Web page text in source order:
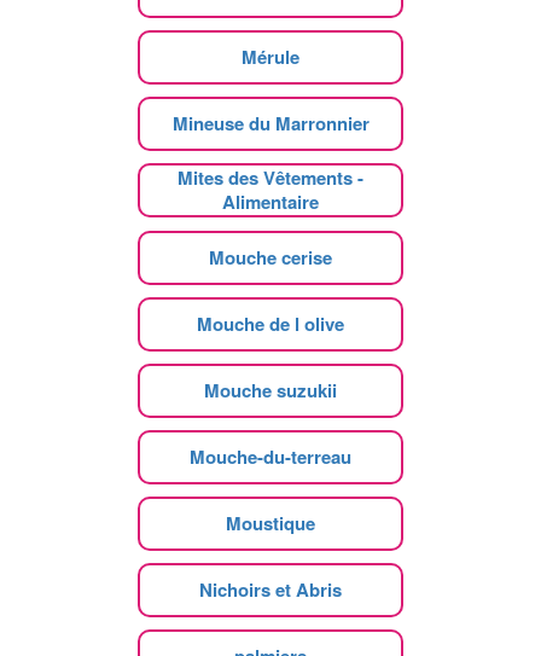
Mérule
Mineuse du Marronnier
Mites des Vêtements -
Alimentaire
Mouche cerise
Mouche de l olive
Mouche suzukii
Mouche-du-terreau
Moustique
Nichoirs et Abris